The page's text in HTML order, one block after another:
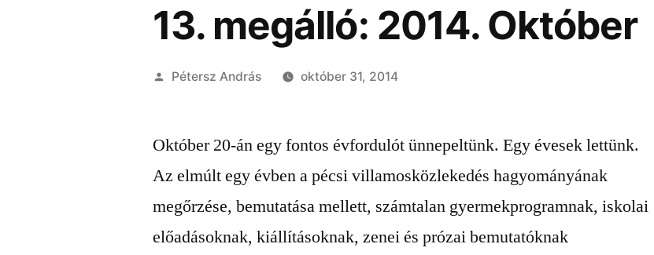
13. megálló: 2014. Október
Szerző:
Pétersz András október 31, 2014
Október 20-án egy fontos évfordulót ünnepeltünk. Egy évesek lettünk.
Az elmúlt egy évben a pécsi villamosközlekedés hagyományának
megőrzése, bemutatása mellett, számtalan gyermekprogramnak, iskolai
előadásoknak, kiállításoknak, zenei és prózai bemutatóknak